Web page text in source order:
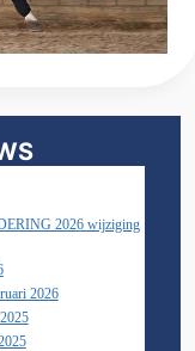
2026 wijziging
2026